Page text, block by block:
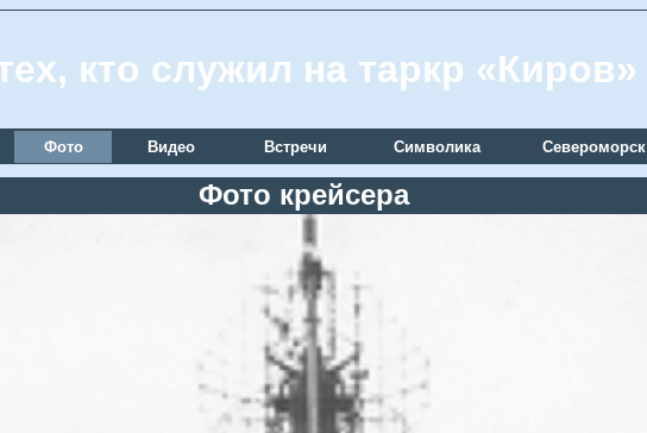
кто служил на таркр «Киров»
Фото Видео Встречи Символика Североморск
Фото крейсера